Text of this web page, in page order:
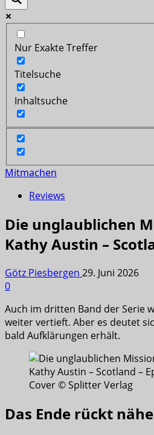
Nur Exakte Treffer
Titelsuche
Inhaltsuche
Mitmachen
Reviews
Die unglaublichen
Kathy Austin –
Götz Piesbergen 29. Juni 2026
0
Auch im dritten Band der Serie
weiter vertieft. Aber es deutet
bald Aufklärungen erhält.
Cover © Splitter Verlag
Das Ende rückt